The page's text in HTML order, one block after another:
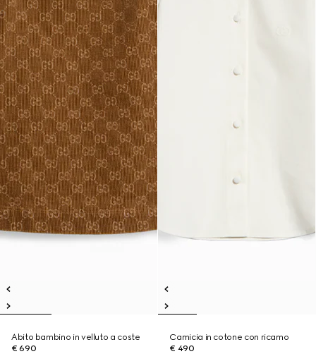
Abito bambino in velluto a coste
€ 690
Camicia in cotone con ricamo
€ 490